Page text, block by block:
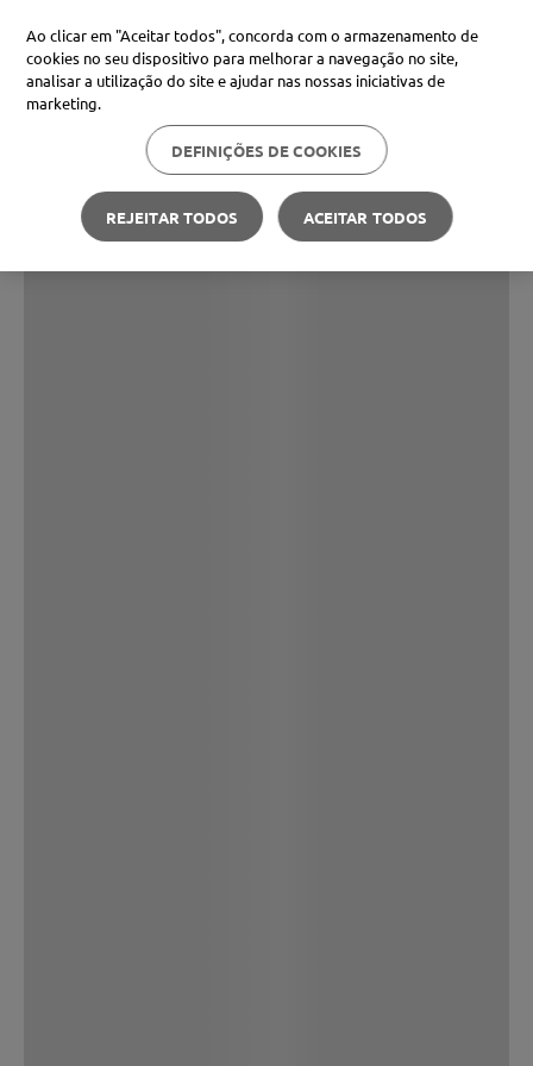
Ao clicar em "Aceitar todos", concorda com o armazenamento de
cookies no seu dispositivo para melhorar a navegação no site,
analisar a utilização do site e ajudar nas nossas iniciativas de
marketing.
DEFINIÇÕES DE COOKIES
REJEITAR TODOS ACEITAR TODOS